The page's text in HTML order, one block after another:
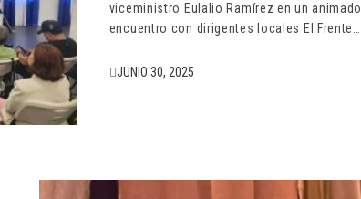
viceministro Eulalio Ramírez en un animado
encuentro con dirigentes locales El Frente…
JUNIO 30, 2025